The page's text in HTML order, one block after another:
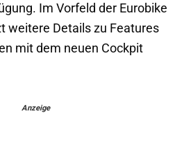
Im Vorfeld der Eurobike
weitere Details zu Features
mit dem neuen Cockpit
Anzeige